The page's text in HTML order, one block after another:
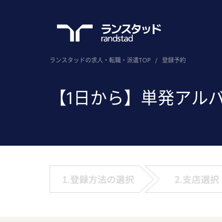
ランスタッドの求人・転職・派遣TOP / 登録予約
【1日から】単発アル